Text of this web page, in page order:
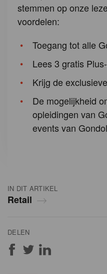
IN DIT ARTIKEL
Retail
DELEN
stemmen op onze
voordelen:
Toegang tot alle
Lees 3 gratis
Krijg de
De mogelijkheid
opleidingen van
events van